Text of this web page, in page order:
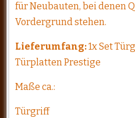
für Neubauten, bei denen
Vordergrund stehen.
Lieferumfang:1x Set
Türplatten Prestige
Maße ca.:
Türgriff